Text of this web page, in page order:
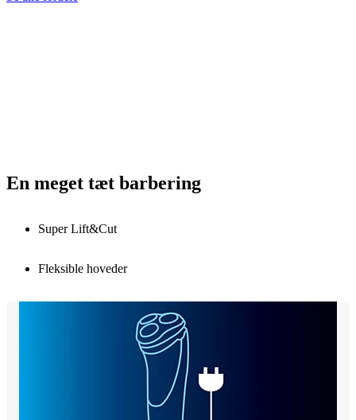
En meget tæt barbering
Super Lift&Cut
Fleksible hoveder